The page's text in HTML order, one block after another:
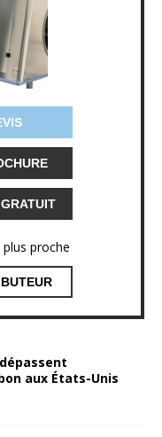
proche
aux États-Unis